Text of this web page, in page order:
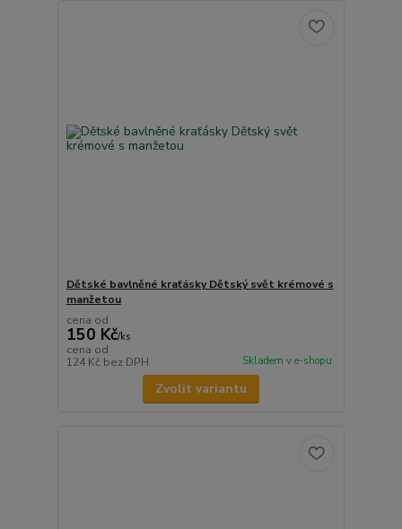
Dětské bavlněné kraťásky Dětský svět krémové s
manžetou
cena od
150 Kč/ks
cena od
124 Kč bez DPH Skladem v e-shopu
Zvolit variantu